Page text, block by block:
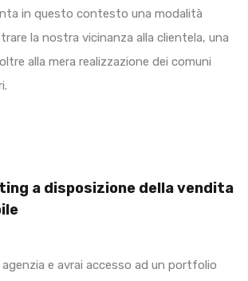
in questo contesto una modalità
la nostra vicinanza alla clientela, una
alla mera realizzazione dei comuni
a disposizione della vendita
e avrai accesso ad un portfolio